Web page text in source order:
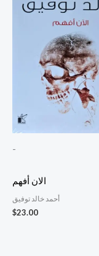
-
الان أفهم
أحمد خالد توفيق
$23.00